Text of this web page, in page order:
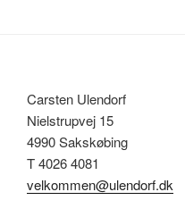
Carsten Ulendorf
Nielstrupvej 15
4990 Sakskøbing
T 4026 4081
velkommen@ulendorf.dk